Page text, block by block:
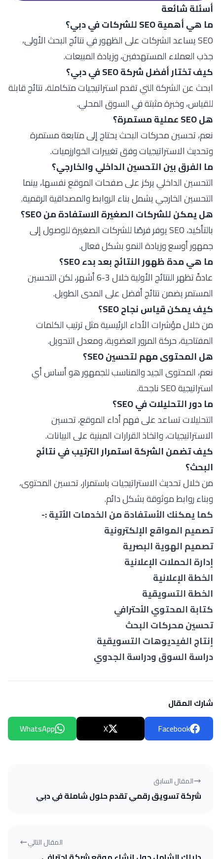
أسئلة شائعة
ما هي أهمية SEO للشركات في دبي؟
SEO يساعد الشركات على الظهور في نتائج البحث الأولى،
جذب العملاء المستهدفين، وزيادة المبيعات.
كيف تختار أفضل شركة SEO في دبي؟
ابحث عن الشركة التي تقدم استراتيجيات متكاملة، نتائج قابلة
للقياس، وخبرة مثبتة في السوق المحلي.
هل SEO عملية مستمرة؟
نعم، تحسين محركات البحث يحتاج إلى متابعة مستمرة
وتحديث الاستراتيجيات وفق تغييرات الخوارزميات.
ما الفرق بين التحسين الداخلي والخارجي؟
التحسين الداخلي يركز على صفحات الموقع نفسها، بينما
التحسين الخارجي يشمل بناء الروابط والمصداقية الرقمية.
هل يمكن للشركات الصغيرة الاستفادة من SEO؟
بالتأكيد، SEO يوفر فرصًا للشركات الصغيرة للوصول إلى
جمهور أوسع وزيادة النمو بشكل فعال.
ما هي مدة ظهور النتائج بعد بدء SEO؟
عادةً تظهر النتائج الأولية خلال 3-6 أشهر، لكن التحسين
المستمر يضمن نتائج أفضل على المدى الطويل.
كيف يمكن قياس نجاح SEO؟
من خلال مؤشرات الأداء الرئيسية مثل ترتيب الكلمات
المفتاحية، حركة المرور العضوية، ومعدل التحويل.
هل المحتوى مهم لتحسين SEO؟
نعم، المحتوى الجيد والمناسب للجمهور هو أساس أي
استراتيجية SEO ناجحة.
ما دور التحليلات في SEO؟
التحليلات تساعد على فهم أداء الموقع، تحسين
الاستراتيجيات، واتخاذ القرارات المبنية على البيانات.
كيف تضمن الشركة استمرار الترتيب في نتائج
البحث؟
من خلال تحديث الاستراتيجيات باستمرار، تحسين المحتوى،
وبناء روابط موثوقة بشكل دائم.
كما يمكنك الأستفادة من الخدمات الأتية :-
تصميم المواقع الإلكترونية
تصميم الهوية البصرية
إدارة الحملات الإعلانية
الخطة الإعلانية
الخطة التسويقية
كتابة المحتوي الأحترافي
تحسين محركات البحث
إنتاج الفيديوهات التسويقية
دراسة السوق ودراسة الجدوي
شارك المقال
Facebook
X
WhatsApp
المقال السابق
شركة تسويق رقمي تقدم حلول شاملة في دبي
المقال التالي